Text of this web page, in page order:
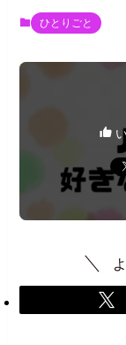
ひとりごと